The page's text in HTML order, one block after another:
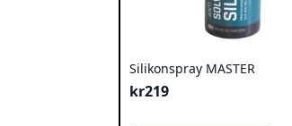
Silikonspray MASTER
kr219